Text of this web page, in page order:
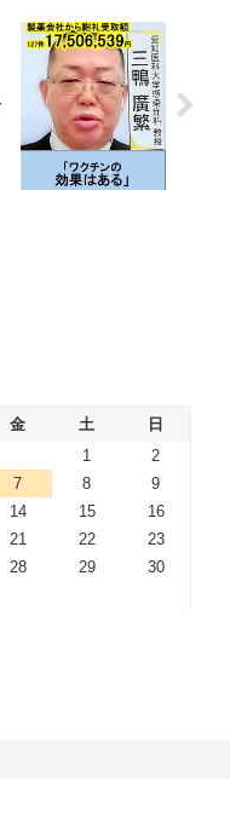
金 土
日
1
2
7 8
9
14 15
16
21 22
23
28 29
30